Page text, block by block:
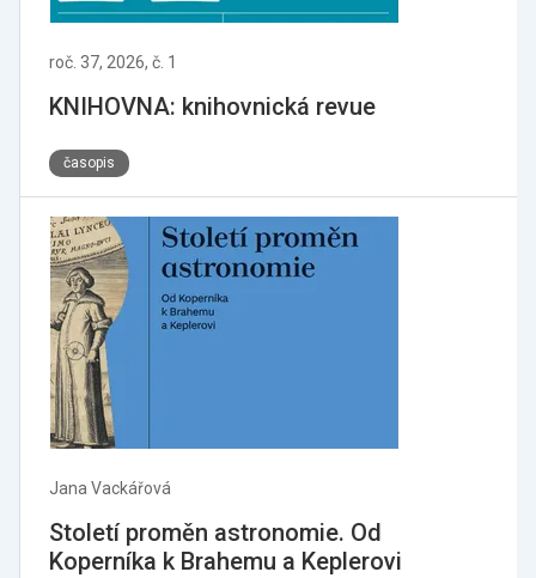
roč. 37, 2026, č. 1
KNIHOVNA: knihovnická revue
časopis
Jana Vackářová
Století proměn astronomie. Od
Koperníka k Brahemu a Keplerovi